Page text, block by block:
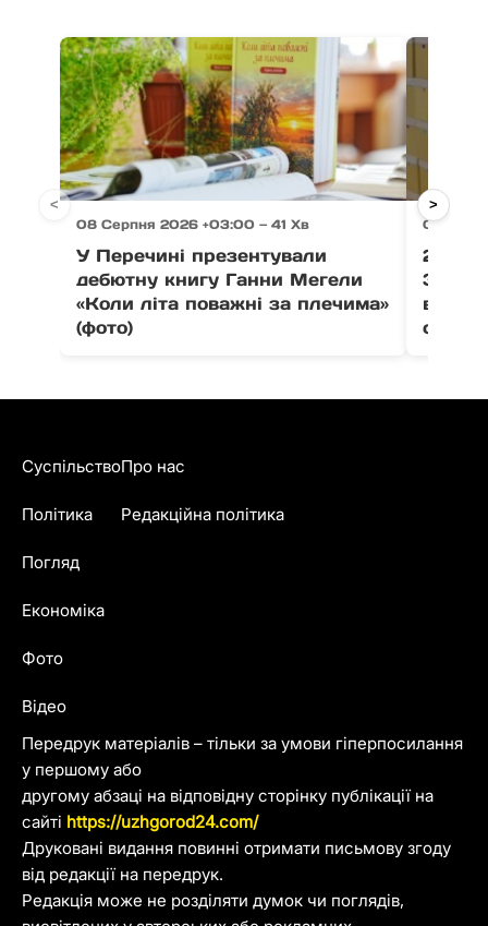
08 Серпня 2026 +03:00 — 41 Хв
У Перечині презентували
дебютну книгу Ганни Мегели
«Коли літа поважні за плечима»
(фото)
08
21
< >
Передрук матеріалів – тільки за умови гіперпосилання
у першому або
другому абзаці на відповідну сторінку публікації на
сайті https://uzhgorod24.com/
Друковані видання повинні отримати письмову згоду
від редакції на передрук.
Редакція може не розділяти думок чи поглядів,
Суспільство
Політика
Погляд
Економіка
Фото
Відео
Про нас
Редакційна політика